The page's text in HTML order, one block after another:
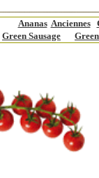
Ananas Anciennes
Green Sausage